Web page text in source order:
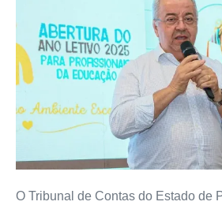
O Tribunal de Contas do Estado de